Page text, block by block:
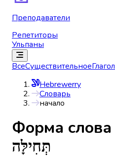
Преподаватели
Репетиторы
Ульпаны
ВсеСуществительноеГлагол
Hebrewerry
Словарь
начало
Форма слова
תְּחִילָּה